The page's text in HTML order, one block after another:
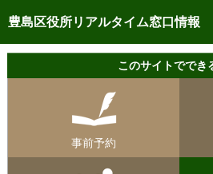
豊島区役所リアルタイム窓口情報
トップページへ
ご利用方法
予約状況確認
このサイトででき
事前予約